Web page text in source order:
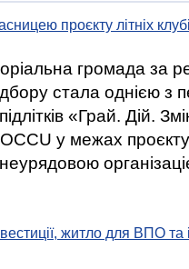
проєкту літніх
громада за
стала однією
«Грай. Дій.
у межах
житло для ВПО